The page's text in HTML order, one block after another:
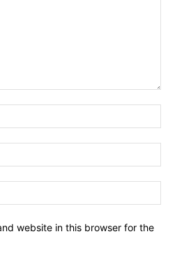
website in this browser for the